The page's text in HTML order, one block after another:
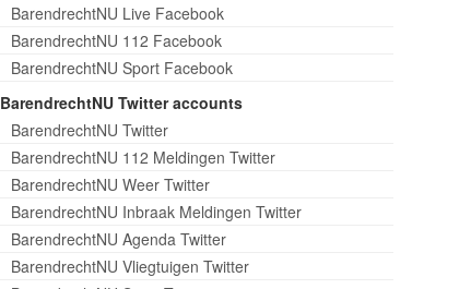
BarendrechtNU Live Facebook
BarendrechtNU 112 Facebook
BarendrechtNU Sport Facebook
BarendrechtNU Twitter accounts
BarendrechtNU Twitter
BarendrechtNU 112 Meldingen Twitter
BarendrechtNU Weer Twitter
BarendrechtNU Inbraak Meldingen Twitter
BarendrechtNU Agenda Twitter
BarendrechtNU Vliegtuigen Twitter